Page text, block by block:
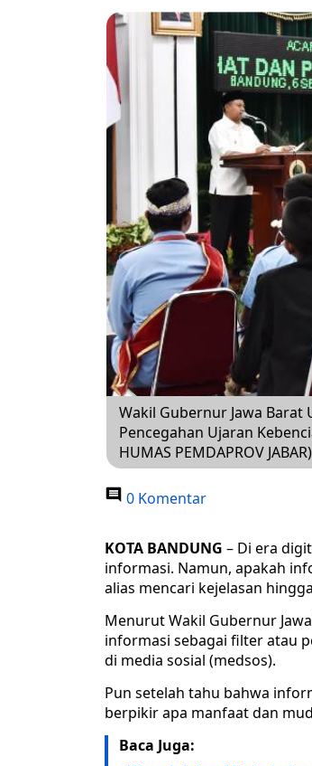
Wakil Gubernur Jawa
Pencegahan Ujaran
HUMAS PEMDAPROV JABAR)
0 Komentar
KOTA BANDUNG – Di era
informasi. Namun, apakah
alias mencari kejelasan
Menurut Wakil Gubernur
informasi sebagai filter atau
di media sosial (medsos).
Pun setelah tahu bahwa
berpikir apa manfaat dan
Baca Juga: